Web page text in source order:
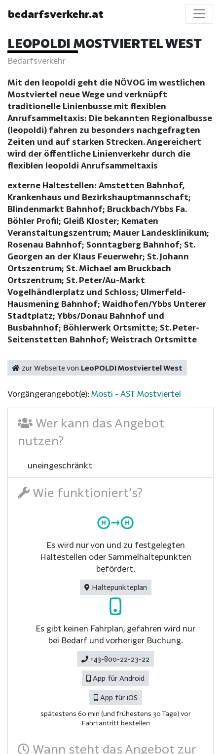
bedarfsverkehr.at
LEOPOLDI MOSTVIERTEL WEST
Bedarfsverkehr
Mit den leopoldi geht die NÖVOG im westlichen
Mostviertel neue Wege und verknüpft
traditionelle Linienbusse mit flexiblen
Anrufsammeltaxis: Die bekannten Regionalbusse
(leopoldi) fahren zu besonders nachgefragten
Zeiten und auf starken Strecken. Angereichert
wird der öffentliche Linienverkehr durch die
flexiblen leopoldi Anrufsammeltaxis
externe Haltestellen: Amstetten Bahnhof,
Krankenhaus und Bezirkshauptmannschaft;
Blindenmarkt Bahnhof; Bruckbach/Ybbs Fa.
Böhler Profil; Gleiß Kloster; Kematen
Veranstaltungszentrum; Mauer Landesklinikum;
Rosenau Bahnhof; Sonntagberg Bahnhof; St.
Georgen an der Klaus Feuerwehr; St. Johann
Ortszentrum; St. Michael am Bruckbach
Ortszentrum; St. Peter/Au-Markt
Vogelhändlerplatz und Schloss; Ulmerfeld-
Hausmening Bahnhof; Waidhofen/Ybbs Unterer
Stadtplatz; Ybbs/Donau Bahnhof und
Busbahnhof; Böhlerwerk Ortsmitte; St. Peter-
Seitenstetten Bahnhof; Weistrach Ortsmitte
zur Webseite von LeoPOLDI Mostviertel West
Vorgängerangebot(e): Mosti - AST Mostviertel
Wer kann das Angebot
nutzen?
uneingeschränkt
Wie funktioniert's?
Es wird nur von und zu festgelegten
Haltestellen oder Sammelhaltepunkten
befördert.
Haltepunkteplan
Es gibt keinen Fahrplan, gefahren wird nur
bei Bedarf und vorheriger Buchung.
+43-800-22-23-22
App für Android
App für iOS
spätestens 60 min (und frühestens 30 Tage) vor
Fahrtantritt bestellen
Wann steht das Angebot zur